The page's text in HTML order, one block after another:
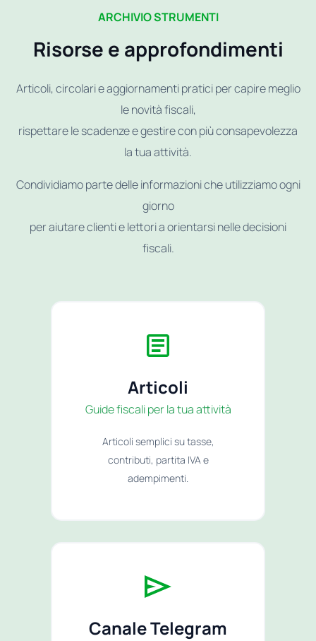
ARCHIVIO STRUMENTI
Risorse e approfondimenti
Articoli, circolari e aggiornamenti pratici per capire meglio
le novità fiscali,
rispettare le scadenze e gestire con più consapevolezza
la tua attività.
Condividiamo parte delle informazioni che utilizziamo ogni
giorno
per aiutare clienti e lettori a orientarsi nelle decisioni
fiscali.
Articoli
Guide fiscali per la tua attività
Articoli semplici su tasse,
contributi, partita IVA e
adempimenti.
Canale Telegram